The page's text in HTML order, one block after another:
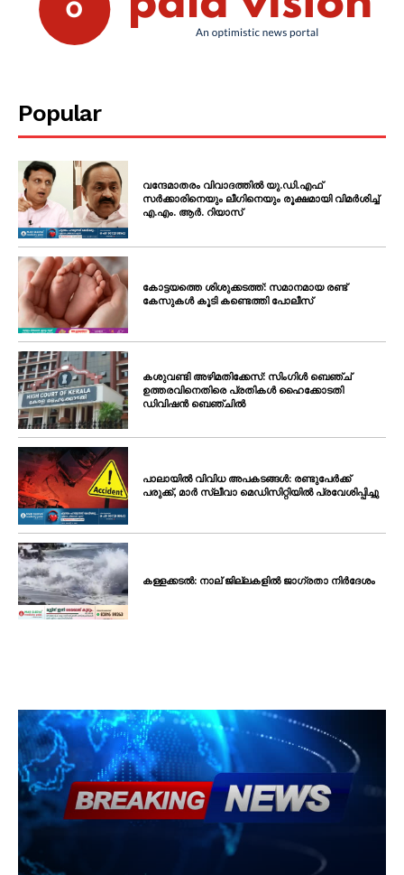
SUBSCRIBE NOW
PALA VISION
About
Contact us
Subscription Plans
My account
Grievance Redressal
Popular
വന്ദേമാതരം വിവാദത്തിൽ യു.ഡി.എഫ്
സർക്കാരിനെയും ലീഗിനെയും രൂക്ഷമായി വിമർശിച്ച്
എ.എം. ആർ. റിയാസ്
കോട്ടയത്തെ ശിശുക്കടത്ത്: സമാനമായ രണ്ട്
കേസുകൾ കൂടി കണ്ടെത്തി പോലീസ്
കശുവണ്ടി അഴിമതിക്കേസ്: സിംഗിൾ ബെഞ്ച്
ഉത്തരവിനെതിരെ പ്രതികൾ ഹൈക്കോടതി
ഡിവിഷൻ ബെഞ്ചിൽ
പാലായിൽ വിവിധ അപകടങ്ങൾ: രണ്ടുപേർക്ക്
പരുക്ക്, മാർ സ്ലീവാ മെഡിസിറ്റിയിൽ പ്രവേശിപ്പിച്ചു
കള്ളക്കടൽ: നാല് ജില്ലകളിൽ ജാഗ്രതാ നിർദേശം